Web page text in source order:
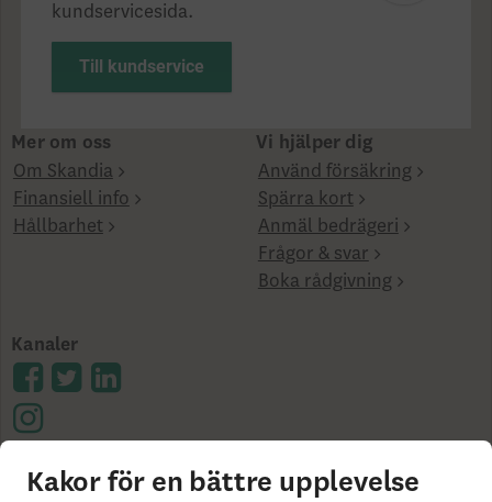
kundservicesida.
Till kundservice
Mer om oss
Om Skandia
Finansiell info
Hållbarhet
Vi hjälper dig
Använd försäkring
Spärra kort
Anmäl bedrägeri
Frågor & svar
Boka rådgivning
Kanaler
Cookies på skandia.se
Tillgänglighet
Kakor för en bättre upplevelse